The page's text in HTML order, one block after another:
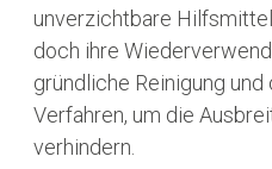
unverzichtbare
doch ihre
gründliche Reinigung
Verfahren, um die
verhindern.